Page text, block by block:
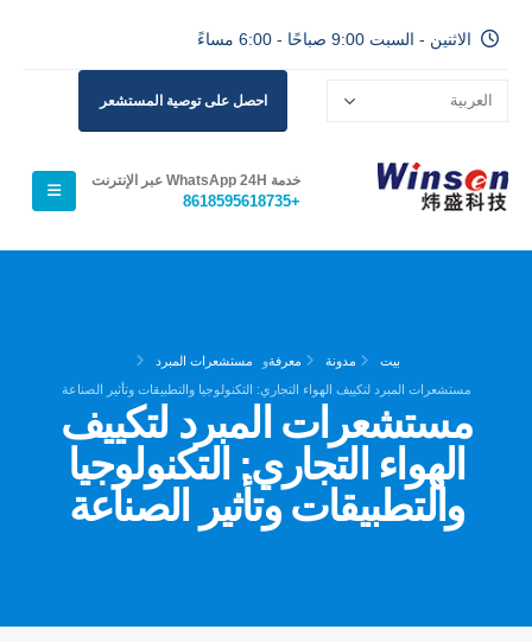
الاثنين - السبت 9:00 صباحًا - 6:00 مساءً
احصل على توصية المستشعر
خدمة WhatsApp 24H عبر الإنترنت
+8618595618735
بيت مدونة معرفةو
مستشعرات المبرد
مستشعرات المبرد لتكييف الهواء التجاري: التكنولوجيا والتطبيقات وتأثير الصناعة
مستشعرات المبرد لتكييف
الهواء التجاري: التكنولوجيا
والتطبيقات وتأثير الصناعة